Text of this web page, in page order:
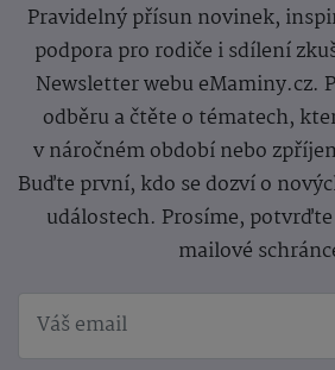
Pravidelný přísun novinek,
podpora pro rodiče i sdílení
Newsletter webu eMaminy.cz.
odběru a čtěte o tématech,
v náročném období nebo
Buďte první, kdo se dozví o
událostech. Prosíme,
mailové